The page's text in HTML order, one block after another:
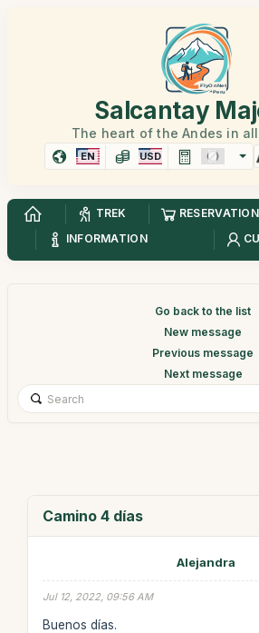
Salcantay
The heart of the Andes in
EN USD
TREK RESERVATION
INFORMATION
Go back to the list
New message
Previous message
Next message
Camino 4 días
Alejandra
Jul 12, 2022, 09:56 AM
Buenos días.